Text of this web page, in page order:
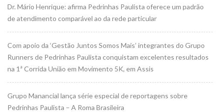
Dr. Mário Henrique: afirma Pedrinhas Paulista oferece um padrão
de atendimento comparável ao da rede particular
Com apoio da ‘Gestão Juntos Somos Mais’ integrantes do Grupo
Runners de Pedrinhas Paulista conquistam excelentes resultados
na 1ª Corrida União em Movimento 5K, em Assis
Grupo Manancial lança série especial de reportagens sobre
Pedrinhas Paulista – A Roma Brasileira